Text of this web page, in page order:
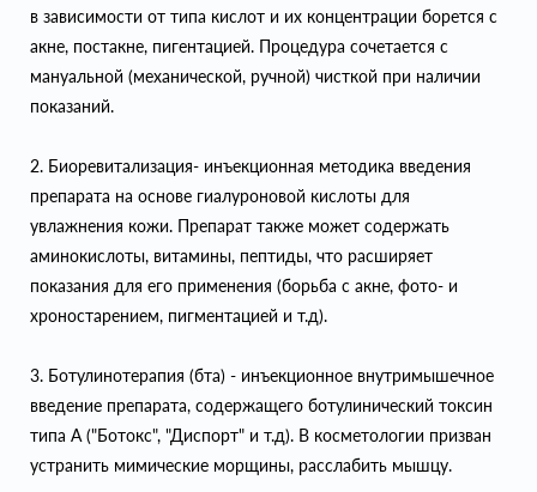
в зависимости от типа кислот и их концентрации борется с
акне, постакне, пигентацией. Процедура сочетается с
мануальной (механической, ручной) чисткой при наличии
показаний.
2. Биоревитализация- инъекционная методика введения
препарата на основе гиалуроновой кислоты для
увлажнения кожи. Препарат также может содержать
аминокислоты, витамины, пептиды, что расширяет
показания для его применения (борьба с акне, фото- и
хроностарением, пигментацией и т.д).
3. Ботулинотерапия (бта) - инъекционное внутримышечное
введение препарата, содержащего ботулинический токсин
типа А ("Ботокс", "Диспорт" и т.д). В косметологии призван
устранить мимические морщины, расслабить мышцу.